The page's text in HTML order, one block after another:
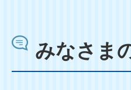
みなさま